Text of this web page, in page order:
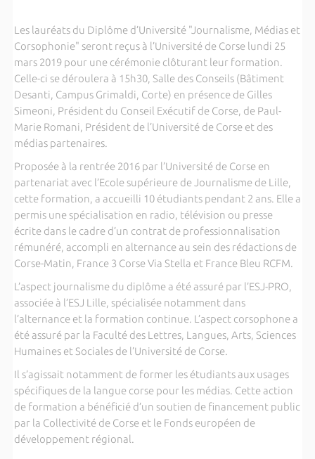
Les lauréats du Diplôme d’Université "Journalisme, Médias et
Corsophonie" seront reçus à l’Université de Corse lundi 25
mars 2019 pour une cérémonie clôturant leur formation.
Celle-ci se déroulera à 15h30, Salle des Conseils (Bâtiment
Desanti, Campus Grimaldi, Corte) en présence de Gilles
Simeoni, Président du Conseil Exécutif de Corse, de Paul-
Marie Romani, Président de l’Université de Corse et des
médias partenaires.
Proposée à la rentrée 2016 par l’Université de Corse en
partenariat avec l’Ecole supérieure de Journalisme de Lille,
cette formation, a accueilli 10 étudiants pendant 2 ans. Elle a
permis une spécialisation en radio, télévision ou presse
écrite dans le cadre d’un contrat de professionnalisation
rémunéré, accompli en alternance au sein des rédactions de
Corse-Matin, France 3 Corse Via Stella et France Bleu RCFM.
L’aspect journalisme du diplôme a été assuré par l’ESJ-PRO,
associée à l’ESJ Lille, spécialisée notamment dans
l’alternance et la formation continue. L’aspect corsophone a
été assuré par la Faculté des Lettres, Langues, Arts, Sciences
Humaines et Sociales de l’Université de Corse.
Il s’agissait notamment de former les étudiants aux usages
spécifiques de la langue corse pour les médias. Cette action
de formation a bénéficié d’un soutien de financement public
par la Collectivité de Corse et le Fonds européen de
développement régional.